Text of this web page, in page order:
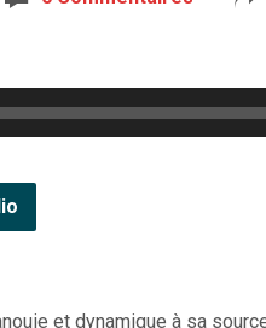
et dynamique à sa